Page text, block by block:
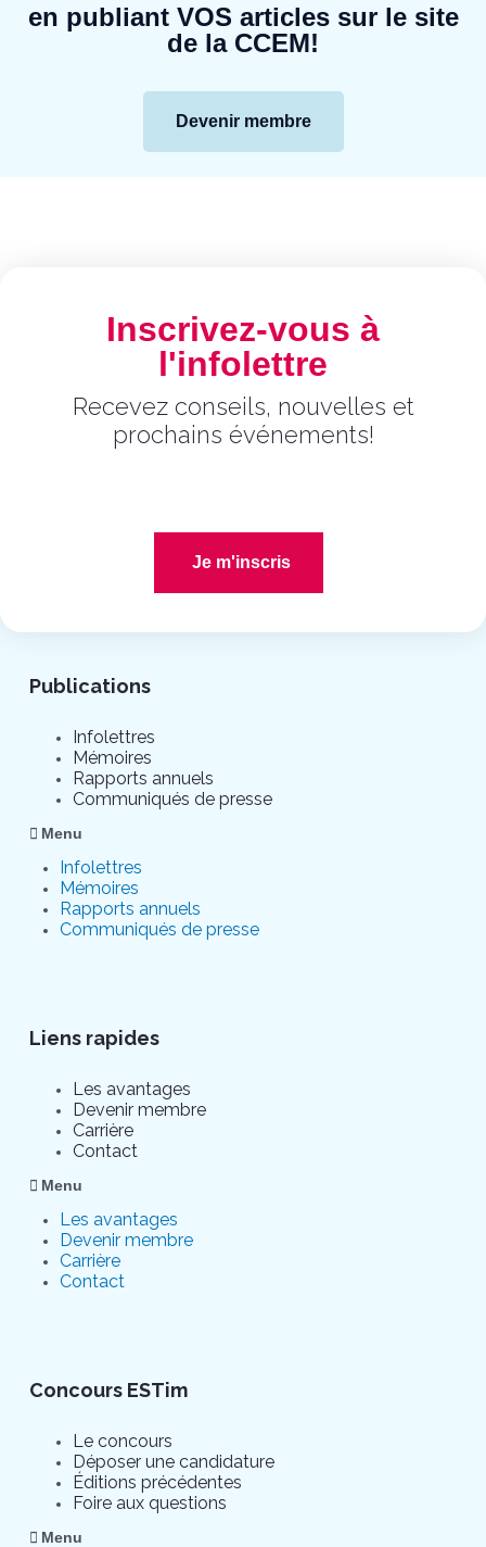
en publiant VOS articles sur le site
de la CCEM!
Devenir membre
Inscrivez-vous à
l'infolettre
Recevez conseils, nouvelles et
prochains événements!
Je m'inscris
Publications
Infolettres
Mémoires
Rapports annuels
Communiqués de presse
Menu
Infolettres
Mémoires
Rapports annuels
Communiqués de presse
Liens rapides
Les avantages
Devenir membre
Carrière
Contact
Menu
Les avantages
Devenir membre
Carrière
Contact
Concours ESTim
Le concours
Déposer une candidature
Éditions précédentes
Foire aux questions
Menu